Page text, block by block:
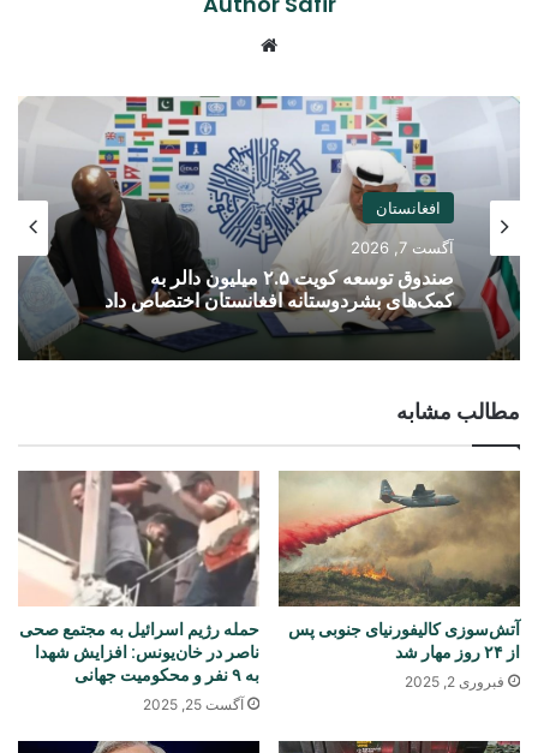
افغانستان
آگست 7, 2026
صندوق توسعه کویت ۲.۵ میلیون دالر به
کمک‌های بشردوستانه افغانستان اختصاص داد
مطالب مشابه
آتش‌سوزی کالیفورنیای جنوبی پس
از ۲۴ روز مهار شد
فبروری 2, 2025
حمله رژیم اسرائیل به مجتمع صحی
ناصر در خان‌یونس: افزایش شهدا
به ۹ نفر و محکومیت جهانی
آگست 25, 2025